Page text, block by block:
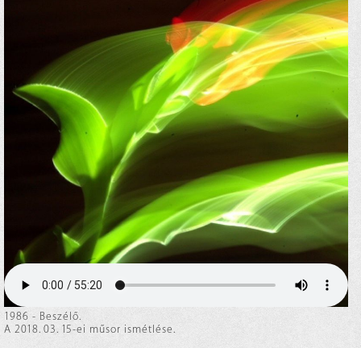
1986 - Beszélő.
A 2018. 03. 15-ei műsor ismétlése.